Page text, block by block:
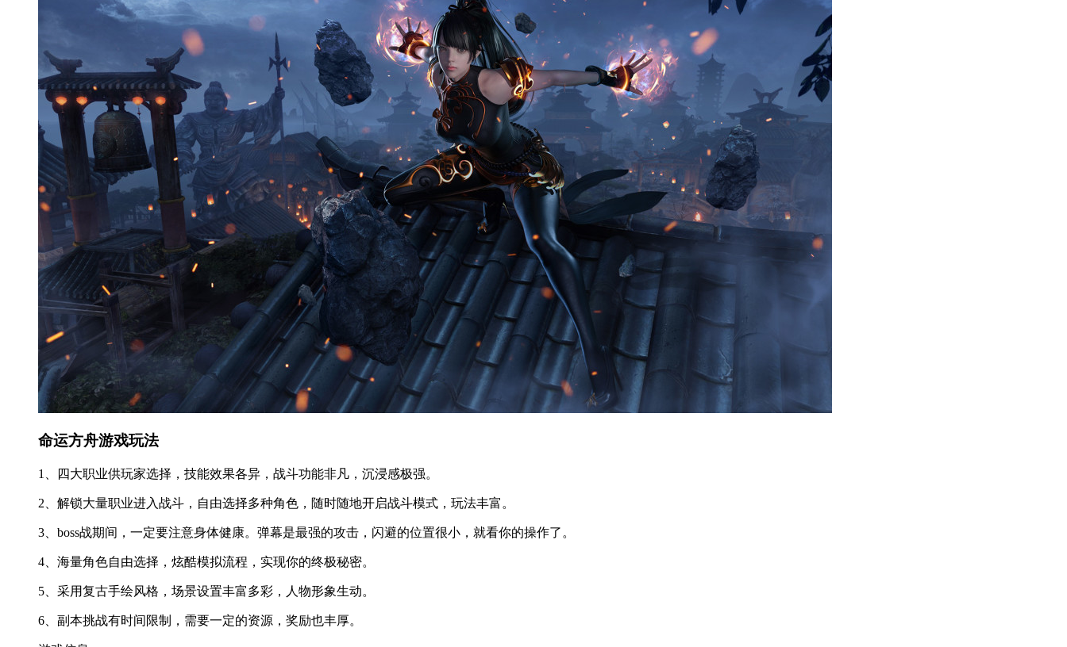
命运方舟游戏玩法
1、四大职业供玩家选择，技能效果各异，战斗功能非凡，沉浸感极强。
2、解锁大量职业进入战斗，自由选择多种角色，随时随地开启战斗模式，玩法丰富。
3、boss战期间，一定要注意身体健康。弹幕是最强的攻击，闪避的位置很小，就看你的操作了。
4、海量角色自由选择，炫酷模拟流程，实现你的终极秘密。
5、采用复古手绘风格，场景设置丰富多彩，人物形象生动。
6、副本挑战有时间限制，需要一定的资源，奖励也丰厚。